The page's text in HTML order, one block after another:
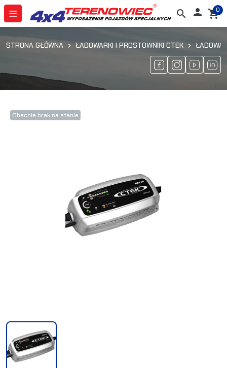
search  shopping_cart
0
STRONA GŁÓWNA ŁADOWARKI I PROSTOWNIKI CTEK
Obecnie brak na stanie